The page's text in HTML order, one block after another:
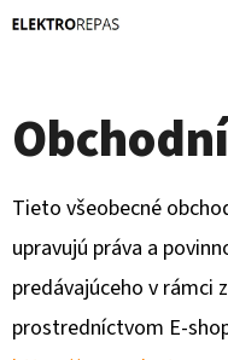
Přejít
Tieto všeobecné
upravujú práva a
predávajúceho v rámci
prostredníctvom E-
K
C
O
P
O
T